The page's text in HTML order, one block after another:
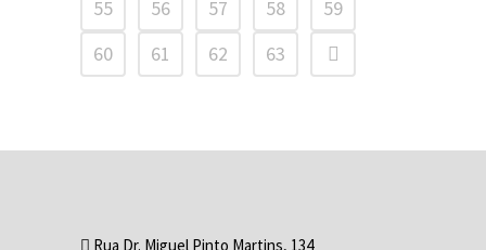
55
56 57 58
59
60
61 62 63
Rua Dr. Miguel Pinto Martins, 134